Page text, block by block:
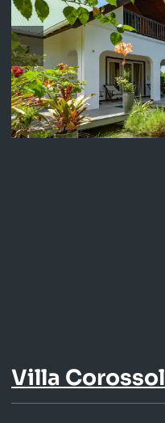
Villa Corossol